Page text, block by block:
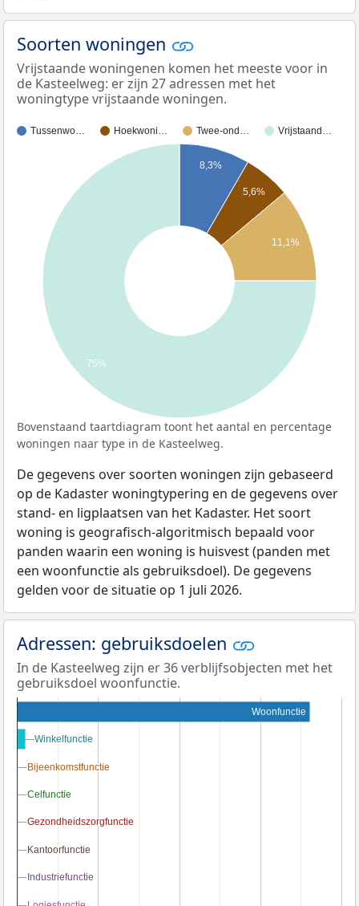
Soorten woningen
Vrijstaande woningenen komen het meeste voor in
de Kasteelweg: er zijn 27 adressen met het
woningtype vrijstaande woningen.
Tussenwo… Hoekwoni… Twee-ond… Vrijstaand…
8,3%
5,6%
11,1%
75%
Bovenstaand taartdiagram toont het aantal en percentage
woningen naar type in de Kasteelweg.
De gegevens over soorten woningen zijn gebaseerd
op de Kadaster woningtypering en de gegevens over
stand- en ligplaatsen van het Kadaster. Het soort
woning is geografisch-algoritmisch bepaald voor
panden waarin een woning is huisvest (panden met
een woonfunctie als gebruiksdoel). De gegevens
gelden voor de situatie op 1 juli 2026.
Adressen: gebruiksdoelen
In de Kasteelweg zijn er 36 verblijfsobjecten met het
gebruiksdoel woonfunctie.
Woonfunctie
Winkelfunctie
Winkelfunctie
Bijeenkomstfunctie
Bijeenkomstfunctie
Celfunctie
Celfunctie
Gezondheidszorgfunctie
Gezondheidszorgfunctie
Kantoorfunctie
Kantoorfunctie
Industriefunctie
Industriefunctie